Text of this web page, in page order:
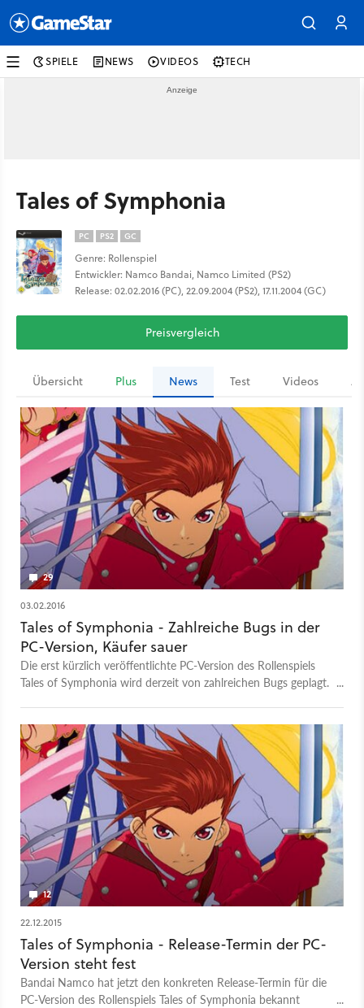
SPIELE NEWS VIDEOS TECH
Tales of Symphonia
PC PS2 GC
Genre: Rollenspiel
Entwickler: Namco Bandai, Namco Limited (PS2)
Release: 02.02.2016 (PC), 22.09.2004 (PS2), 17.11.2004 (GC)
Preisvergleich
Übersicht Plus News Test Videos
29
03.02.2016
Tales of Symphonia - Zahlreiche Bugs in der
PC-Version, Käufer sauer
Die erst kürzlich veröffentlichte PC-Version des Rollenspiels
Tales of Symphonia wird derzeit von zahlreichen Bugs geplagt.
12
22.12.2015
Tales of Symphonia - Release-Termin der PC-
Version steht fest
Bandai Namco hat jetzt den konkreten Release-Termin für die
PC-Version des Rollenspiels Tales of Symphonia bekannt